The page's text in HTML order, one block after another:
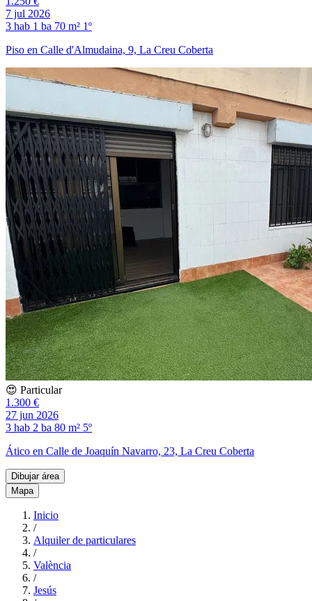
7 jul 2026
3 hab 1 ba 70 m² 1º
Piso en Calle d'Almudaina, 9, La Creu Coberta
😍 Particular
1.300 €
27 jun 2026
3 hab 2 ba 80 m² 5º
Ático en Calle de Joaquín Navarro, 23, La Creu Coberta
Dibujar área
Mapa
Inicio
/
Alquiler de particulares
/
València
/
Jesús